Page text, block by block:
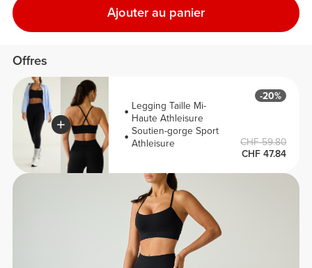
Ajouter au panier
Offres
Legging Taille Mi-
Haute Athleisure
Soutien-gorge Sport
Athleisure
-20%
CHF 59.80
CHF 47.84